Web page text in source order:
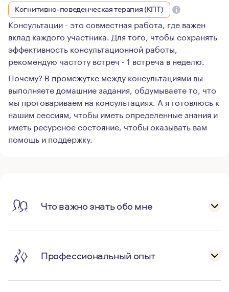
Когнитивно-поведенческая терапия (КПТ)
Консультации - это совместная работа, где важен
вклад каждого участника. Для того, чтобы сохранять
эффективность консультационной работы,
рекомендую частоту встреч - 1 встреча в неделю.
Почему? В промежутке между консультациями вы
выполняете домашние задания, обдумываете то, что
мы проговариваем на консультациях. А я готовлюсь к
нашим сессиям, чтобы иметь определенные знания и
иметь ресурсное состояние, чтобы оказывать вам
помощь и поддержку.
Что важно знать обо мне
Профессиональный опыт